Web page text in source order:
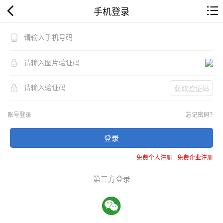
手机登录
获取验证码
账号登录 忘记密码？
登录
免费个人注册-免费企业注册
第三方登录